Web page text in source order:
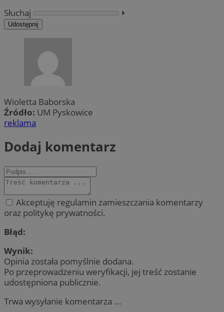
Słuchaj
⏵︎
Udostępnij
Wioletta Baborska
Źródło: UM Pyskowice
reklama
Dodaj komentarz
Akceptuję regulamin zamieszczania komentarzy
oraz politykę prywatności.
Błąd:
Wynik:
Opinia została pomyślnie dodana.
Po przeprowadzeniu weryfikacji, jej treść zostanie
udostępniona publicznie.
Trwa wysyłanie komentarza ...